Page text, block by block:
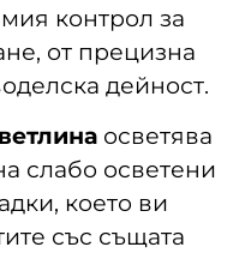
контрол за
от прецизна
дейност.
осветява
слабо осветени
което ви
със същата